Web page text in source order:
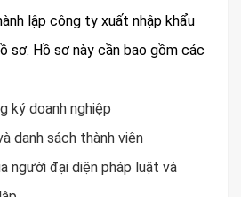
lập công ty xuất nhập khẩu
sơ. Hồ sơ này cần bao gồm các
ký doanh nghiệp
danh sách thành viên
người đại diện pháp luật và